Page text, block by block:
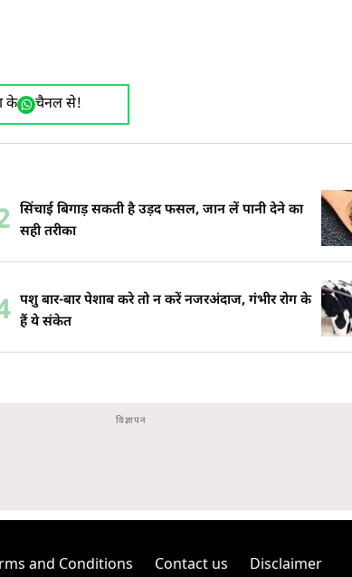
के चैनल से!
सिंचाई बिगाड़ सकती है उड़द फसल, जान लें पानी देने का
सही तरीका
पशु बार-बार पेशाब करे तो न करें नजरअंदाज, गंभीर रोग के
हैं ये संकेत
and Conditions Contact us Disclaimer